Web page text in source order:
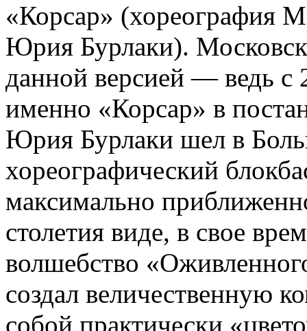
«Корсар» (хореография
Юрия Бурлаки).
данной версией — ведь с
именно «Корсар» в
Юрия Бурлаки шел в
хореографический
максимально
столетия виде, в свое
волшебство
создал величественную
собой практически